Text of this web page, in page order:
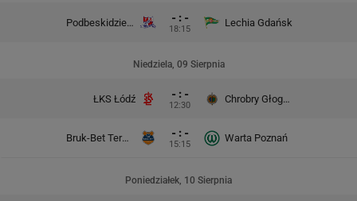
Podbeskidzie Bielsko-Biała - : -
18:15
Lechia Gdańsk
Niedziela, 09 Sierpnia
ŁKS Łódź - : -
12:30
Chrobry Głogów
Bruk-Bet Termalica Nieciecza - : -
15:15
Warta Poznań
Poniedziałek, 10 Sierpnia